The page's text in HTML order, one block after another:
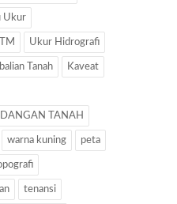
Ukur
Ukur Hidrografi
Tanah Kaveat
TANAH
warna kuning peta
tenansi